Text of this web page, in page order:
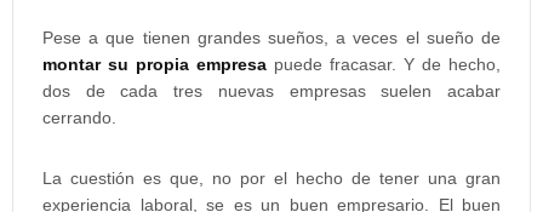
Pese a que tienen grandes sueños, a veces el sueño de
montar su propia empresa puede fracasar. Y de hecho,
dos de cada tres nuevas empresas suelen acabar
cerrando.
La cuestión es que, no por el hecho de tener una gran
experiencia laboral, se es un buen empresario. El buen